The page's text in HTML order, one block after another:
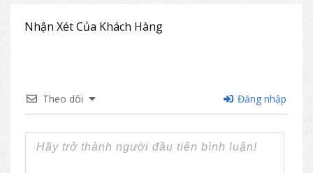
sắc trước khi đặt hàng)
Nhận Xét Của Khách Hàng
Theo dõi Đăng nhập